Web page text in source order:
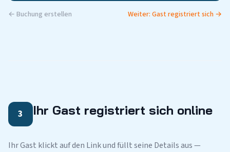
← Buchung erstellen Weiter: Gast registriert sich →
3 Ihr Gast registriert sich online
Ihr Gast klickt auf den Link und füllt seine Details aus —